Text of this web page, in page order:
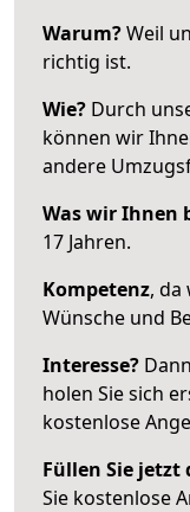
Warum?Weil
richtig ist.
Wie? Durch
können wir
andere
Was wir Ihnen
17 Jahren.
Kompetenz, da
Wünsche und
Interesse?
holen Sie sich
kostenlose
Füllen Sie jetzt
Sie kostenlose